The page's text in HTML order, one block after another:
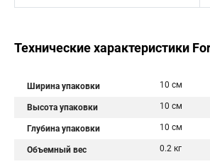
Технические характеристики
Ширина упаковки 10 см
Высота упаковки 10 см
Глубина упаковки 10 см
Объемный вес 0.2 кг